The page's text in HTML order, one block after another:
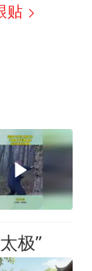
贴
极”